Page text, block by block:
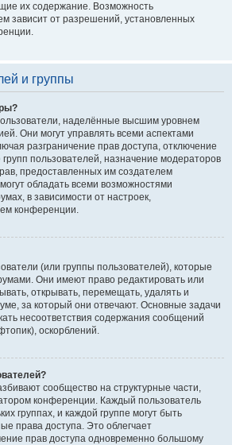
их содержание. Возможность
зависит от разрешений, установленных
и группы
наделённые высшим уровнем
Они могут управлять всеми аспектами
разграничение прав доступа, отключение
пользователей, назначение модераторов
предоставленных им создателем
обладать всеми возможностями
в зависимости от настроек,
конференции.
(или группы пользователей), которые
Они имеют право редактировать или
открывать, перемещать, удалять и
за который они отвечают. Основные задачи
несоответствия содержания сообщений
оскорблений.
сообщество на структурные части,
конференции. Каждый пользователь
группах, и каждой группе могут быть
права доступа. Это облегчает
прав доступа одновременно большому